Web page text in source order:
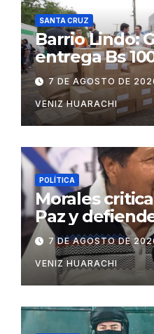
SANTA CRUZ
Barrio Lindo:
entrega Bs
insumos para
7 DE AGOSTO DE
VENIZ HUARACHI
POLÍTICA
Morales
Paz y
7 DE AGOSTO DE
VENIZ HUARACHI